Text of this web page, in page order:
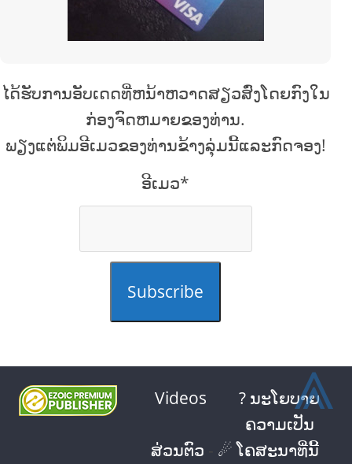
ໄດ້ຮັບການອັບເດດທີ່ຫນ້າຫວາດສຽວສົ່ງໂດຍກົງໃນ
ກ່ອງຈົດຫມາຍຂອງທ່ານ.
ພຽງແຕ່ພິມອີເມວຂອງທ່ານຂ້າງລຸ່ມນີ້ແລະກົດຈອງ!
ອີເມວ*
Subscribe
Videos
? ນະໂຍບາຍ
ຄວາມເປັນ
ສ່ວນຕົວ
☄ ໂຄສະນາທີ່ນີ້
⩓